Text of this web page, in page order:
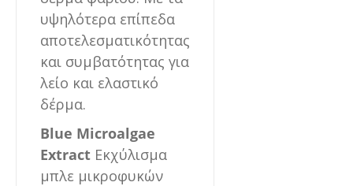
υψηλότερα επίπεδα
αποτελεσματικότητας
και συμβατότητας για
λείο και ελαστικό
δέρμα.
Blue Microalgae
Extract Εκχύλισμα
μπλε μικροφυκών